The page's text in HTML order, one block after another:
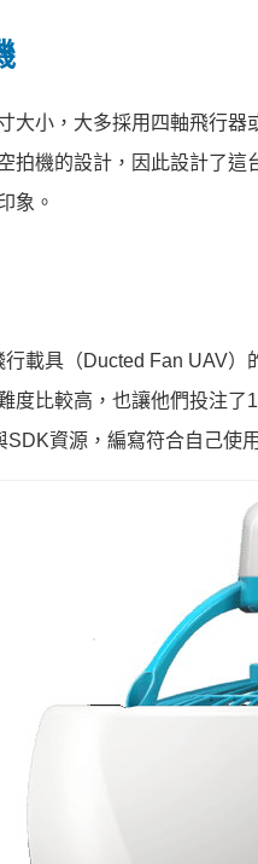
大小，大多採用四軸飛行
拍機的設計，因此設計了
象。
載具（Ducted Fan UAV
度比較高，也讓他們投注
資源，編寫符合自己使